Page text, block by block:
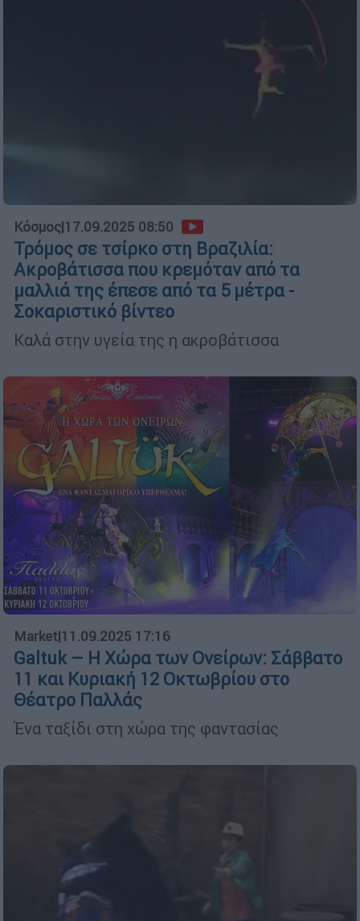
Κόσμος|17.09.2025 08:50
Τρόμος σε τσίρκο στη Βραζιλία:
Ακροβάτισσα που κρεμόταν από τα
μαλλιά της έπεσε από τα 5 μέτρα -
Σοκαριστικό βίντεο
Καλά στην υγεία της η ακροβάτισσα
Market|11.09.2025 17:16
Galtuk – Η Χώρα των Ονείρων: Σάββατο
11 και Κυριακή 12 Οκτωβρίου στο
Θέατρο Παλλάς
Ένα ταξίδι στη χώρα της φαντασίας